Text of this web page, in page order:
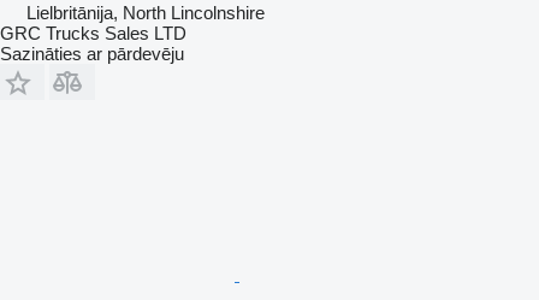
Lielbritānija, North Lincolnshire
GRC Trucks Sales LTD
Sazināties ar pārdevēju